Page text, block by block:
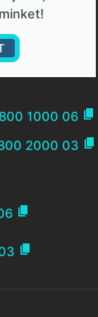
1000 06 
2000 03 

